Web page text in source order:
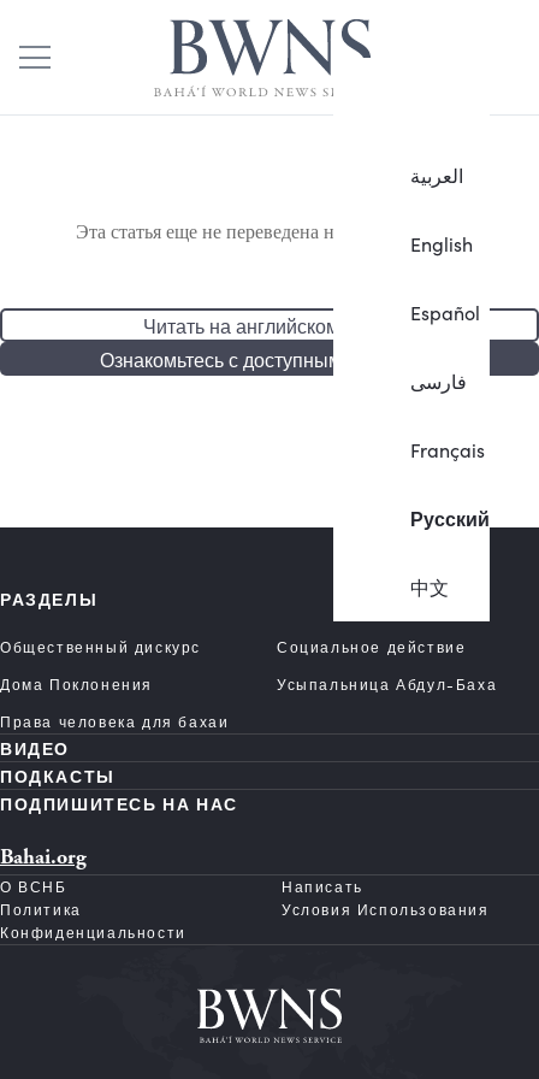
العربية
English
Español
فارسی
Français
Русский
中文
Эта статья еще не переведена на русский язык.
Читать на английском языке
Ознакомьтесь с доступными статьями
РАЗДЕЛЫ
Общественный дискурс
Социальное действие
Дома Поклонения
Усыпальница Абдул-Баха
Права человека для бахаи
ВИДЕО
ПОДКАСТЫ
ПОДПИШИТЕСЬ НА НАС
Bahai.org
О ВСНБ
Написать
Политика
Конфиденциальности
Условия Использования